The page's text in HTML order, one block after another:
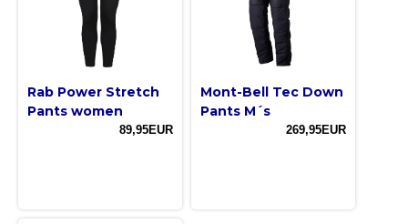
Rab Power Stretch
Pants women
89,95EUR
Mont-Bell Tec Down
Pants M´s
269,95EUR